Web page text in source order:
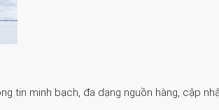
tin minh bạch, đa dạng nguồn hàng, cập